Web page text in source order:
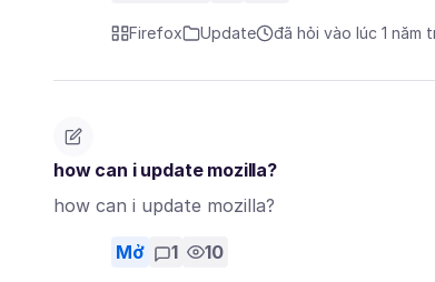
Firefox Update đã hỏi vào lúc 1 năm
how can i update mozilla?
how can i update mozilla?
Mở 1 10